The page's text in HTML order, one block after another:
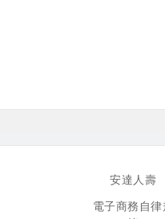
安達人壽
電子商務自律